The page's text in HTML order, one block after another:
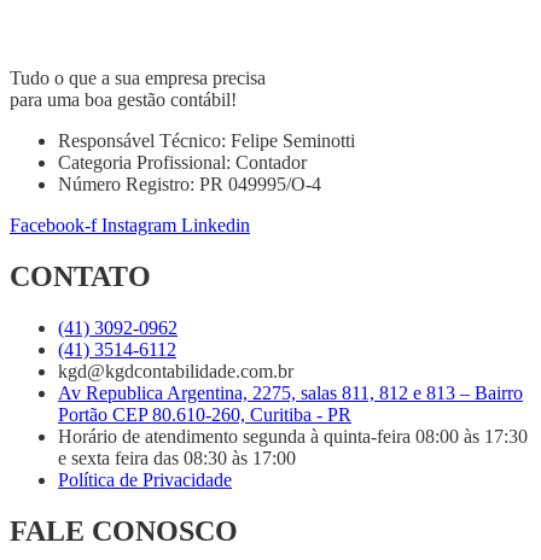
Tudo o que a sua empresa precisa
para uma boa gestão contábil!
Responsável Técnico: Felipe Seminotti
Categoria Profissional: Contador
Número Registro: PR 049995/O-4
Facebook-f Instagram Linkedin
CONTATO
(41) 3092-0962
(41) 3514-6112
kgd@kgdcontabilidade.com.br
Av Republica Argentina, 2275, salas 811, 812 e 813 – Bairro
Portão CEP 80.610-260, Curitiba - PR
Horário de atendimento segunda à quinta-feira 08:00 às 17:30
e sexta feira das 08:30 às 17:00
Política de Privacidade
FALE CONOSCO